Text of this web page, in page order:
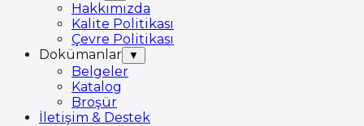
Hakkımızda
Kalite Politikası
Çevre Politikası
Dokümanlar
▼
Belgeler
Katalog
Broşür
İletişim & Destek